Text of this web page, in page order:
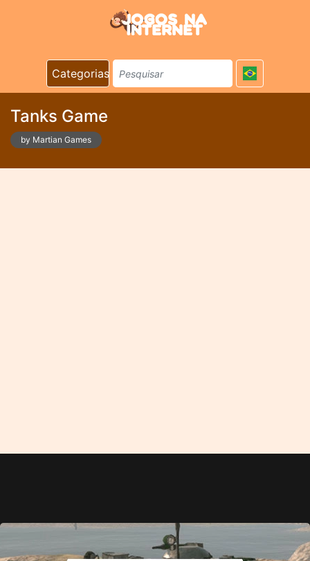
Categorias
Tanks Game
by Martian Games